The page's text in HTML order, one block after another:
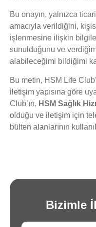
Bu onayın, yalnızca
amacıyla verildiğini,
işlenmesine ilişkin
sunulduğunu ve
alabileceğimi bildiğimi
Bu metin, HSM Life
iletişim yapısına göre
Club’ın, HSM Sağlık
olduğu ve iletişim için
bülten alanlarının
Bizimle